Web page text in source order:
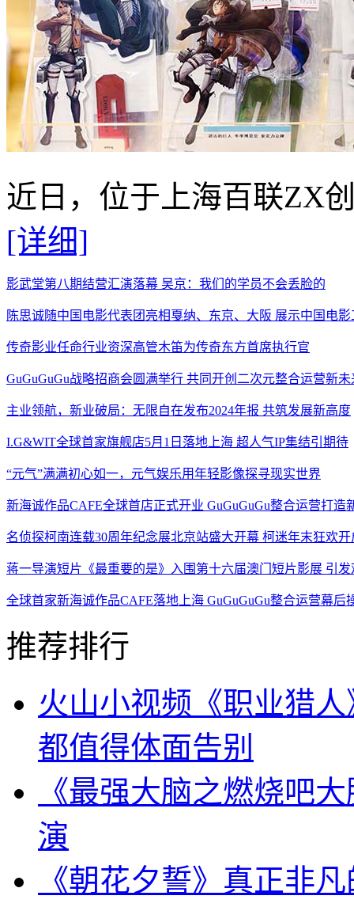
近日，位于上海百联ZX
[详细]
影武堂第八期结营汇演落幕 吴京：我们的学员不会丢脸的
陈思诚随中国电影代表团亮相戛纳、东京、大阪 展示中国电
传奇影业任命行业资深高管木笛为传奇东方首席执行官
GuGuGuGu战略招商会圆满举行 共同开创二次元整合运营新未
主业领航，新业破局：无限自在发布2024年报 共筑发展新高度
I.G&WIT全球首家旗舰店5月1日落地上海 超人气IP集结引期待
“元气”满满初心如一，元气娱乐用年轻影像探寻现实世界
新海诚作品CAFE全球首店正式开业 GuGuGuGu整合运营打造
名侦探柯南连载30周年纪念展北京站盛大开幕 柯迷年末狂欢开
蒋一导演短片《最重要的是》入围第十六届澳门短片影展 引
全球首家新海诚作品CAFE落地上海 GuGuGuGu整合运营幕后
推荐排行
火山小视频《职业猎
都值得体面告别
《最强大脑之燃烧吧
演
《朝花夕誓》真正非